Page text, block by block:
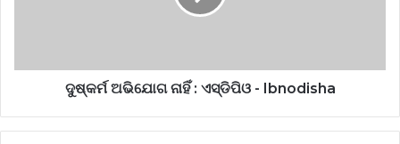
ଦୁଷ୍କର୍ମ ଅଭିଯୋଗ ନାହିଁ : ଏସ୍‌ଡିପିଓ - Ibnodisha